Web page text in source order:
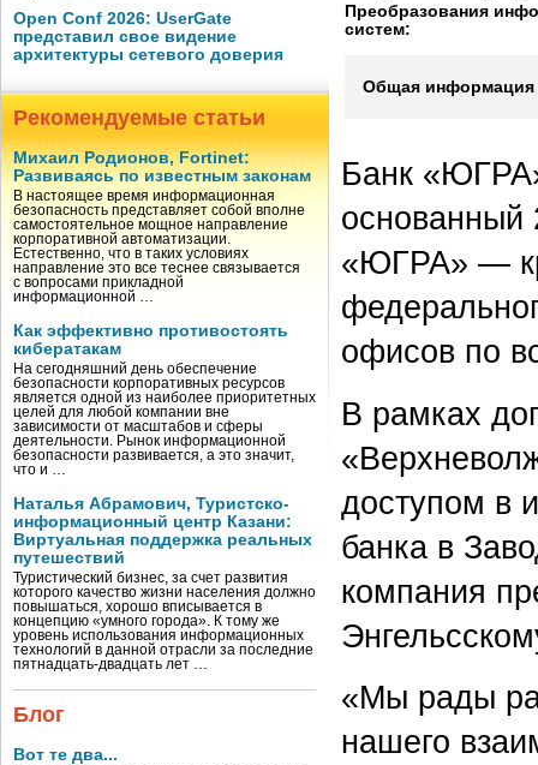
Open Conf 2026: UserGate
представил свое видение
архитектуры сетевого доверия
Рекомендуемые статьи
Михаил Родионов, Fortinet:
Развиваясь по известным законам
В настоящее время информационная
безопасность представляет собой вполне
самостоятельное мощное направление
корпоративной автоматизации.
Естественно, что в таких условиях
направление это все теснее связывается
с вопросами прикладной
информационной …
Как эффективно противостоять
кибератакам
На сегодняшний день обеспечение
безопасности корпоративных ресурсов
является одной из наиболее приоритетных
целей для любой компании вне
зависимости от масштабов и сферы
деятельности. Рынок информационной
безопасности развивается, а это значит,
что и …
Наталья Абрамович, Туристско-
информационный центр Казани:
Виртуальная поддержка реальных
путешествий
Туристический бизнес, за счет развития
которого качество жизни населения должно
повышаться, хорошо вписывается в
концепцию «умного города». К тому же
уровень использования информационных
технологий в данной отрасли за последние
пятнадцать-двадцать лет …
Блог
Вот те два...
Преобразования
систем:
Общая информация
Банк
«ЮГРА» —
офисов по
В рамках
доступом в
банка в
компания
«Мы рады
нашего